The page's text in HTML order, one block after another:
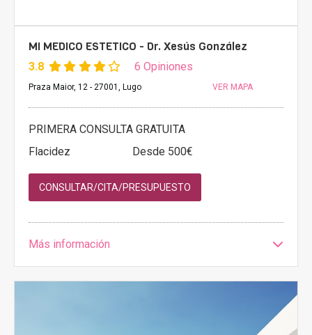
MI MEDICO ESTETICO - Dr. Xesús González
3.8 6 Opiniones
Praza Maior, 12 - 27001, Lugo VER MAPA
PRIMERA CONSULTA GRATUITA
Flacidez
Desde 500€
CONSULTAR/CITA/PRESUPUESTO
Más información